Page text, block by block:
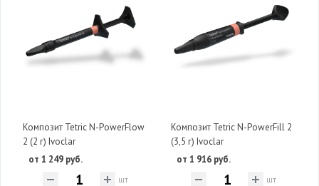
Композит Tetric N-PowerFlow
2 (2 г) Ivoclar
от 1 249 руб.
шт
Композит Tetric N-PowerFill 2
(3,5 г) Ivoclar
от 1 916 руб.
шт